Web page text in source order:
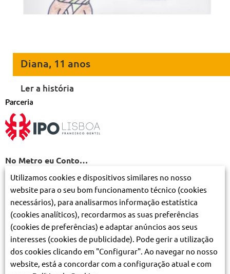
Diana, 11 anos
Ler a história
No Metro eu Conto…
Histórias de encantar e de Natal feitas por crianças em
tratamento no
IPO de Lisboa
Este projeto nasce de um convite lançado pelo Metro ao
IPO de Lisboa, para que as crianças desenvolvessem e
criassem histórias, mensagens e desenhos alusivos ao
Natal.
É o resultado deste desafio que lhe queremos agora
Utilizamos cookies e dispositivos similares no nosso
website para o seu bom funcionamento técnico (cookies
necessários), para analisarmos informação estatística
(cookies analíticos), recordarmos as suas preferências
(cookies de preferências) e adaptar anúncios aos seus
interesses (cookies de publicidade). Pode gerir a utilização
dos cookies clicando em "Configurar". Ao navegar no nosso
website, está a concordar com a configuração atual e com